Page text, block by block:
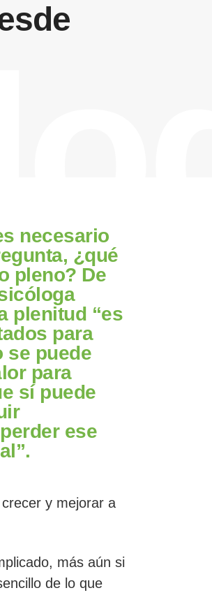
necesario
¿qué
pleno? De
plenitud “es
para
se puede
para
sí puede
ese
y mejorar a
más aún si
de lo que